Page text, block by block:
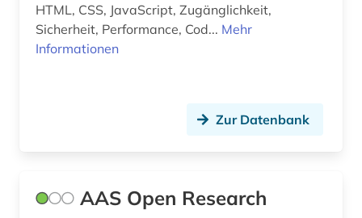
HTML, CSS, JavaScript, Zugänglichkeit,
Sicherheit, Performance, Cod... Mehr
Informationen
Zur Datenbank
AAS Open Research